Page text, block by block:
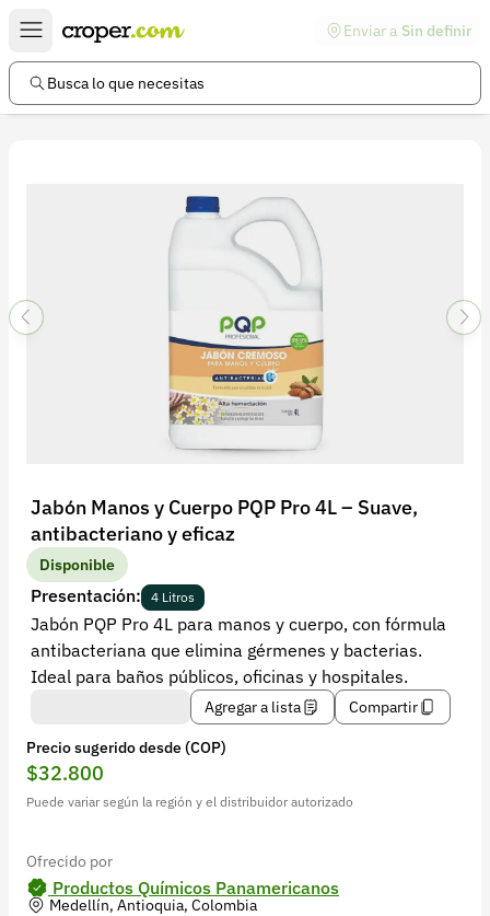
Enviar a Sin definir
Busca lo que necesitas
Jabón Manos y Cuerpo PQP Pro 4L – Suave,
antibacteriano y eficaz
Disponible
Presentación: 4 Litros
Jabón PQP Pro 4L para manos y cuerpo, con fórmula
antibacteriana que elimina gérmenes y bacterias.
Ideal para baños públicos, oficinas y hospitales.
Agregar a lista Compartir
Precio sugerido desde (COP)
$32.800
Puede variar según la región y el distribuidor autorizado
Ofrecido por
Productos Químicos Panamericanos
Medellín, Antioquia, Colombia
Enlaces de interés
Preguntas frecuentes
Términos y condiciones
Política de privacidad
Recuperar contraseña
Contacto
Soporte
+57 323 2931928
contacto@croper.com
© 2026 Croper.com Todos los derechos reservados
Versión 5.45.0
Síguenos